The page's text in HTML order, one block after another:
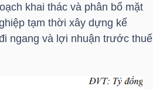
khai thác và phân bổ mặt
tạm thời xây dựng kế
ngang và lợi nhuận trước thuế